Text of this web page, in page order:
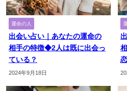
運命の人
出会い占い｜あなたの運命の
相手の特徴◆2人は既に出会っ
ている？
2024年9月18日